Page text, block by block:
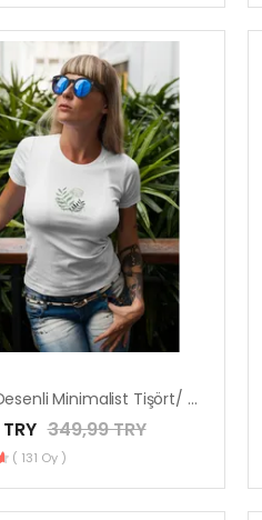
Yaprak Desenli Minimalist Tişört/ LESM MINORIA
349,99 TRY
( 131 Oy )